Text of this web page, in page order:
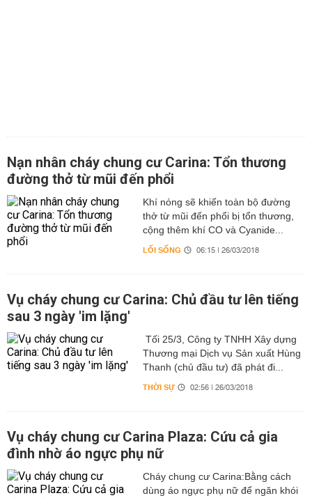
Nạn nhân cháy chung cư Carina: Tổn thương
đường thở từ mũi đến phổi
Khí nóng sẽ khiến toàn bộ đường
thở từ mũi đến phổi bị tổn thương,
cộng thêm khí CO và Cyanide...
LỐI SỐNG 06:15 | 26/03/2018
Vụ cháy chung cư Carina: Chủ đầu tư lên tiếng
sau 3 ngày 'im lặng'
Tối 25/3, Công ty TNHH Xây dựng
Thương mại Dịch vụ Sản xuất Hùng
Thanh (chủ đầu tư) đã phát đi...
THỜI SỰ 02:56 | 26/03/2018
Vụ cháy chung cư Carina Plaza: Cứu cả gia
đình nhờ áo ngực phụ nữ
Cháy chung cư Carina:Bằng cách
dùng áo ngực phụ nữ để ngăn khói